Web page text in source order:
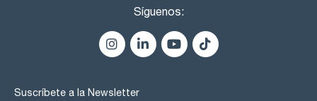
Síguenos:
Suscríbete a la Newsletter